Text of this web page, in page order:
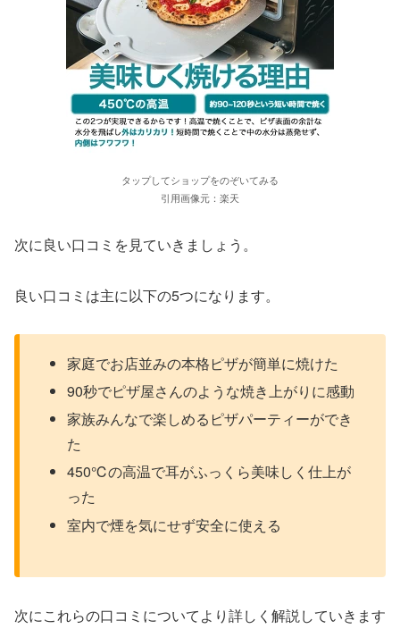
タップしてショップをのぞいてみる
引用画像元：楽天
次に良い口コミを見ていきましょう。
良い口コミは主に以下の5つになります。
家庭でお店並みの本格ピザが簡単に焼けた
90秒でピザ屋さんのような焼き上がりに感動
家族みんなで楽しめるピザパーティーができ
た
450℃の高温で耳がふっくら美味しく仕上が
った
室内で煙を気にせず安全に使える
次にこれらの口コミについてより詳しく解説していきます